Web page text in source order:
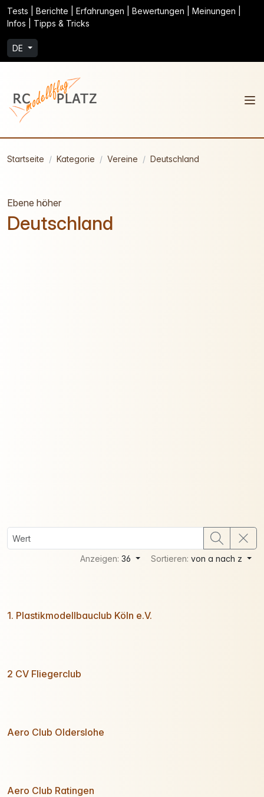
Tests | Berichte | Erfahrungen | Bewertungen | Meinungen |
Infos | Tipps & Tricks
DE
Startseite Kategorie Vereine Deutschland
Ebene höher
Deutschland
Anzeigen:36 Sortieren:von a nach z
1. Plastikmodellbauclub Köln e.V.
2 CV Fliegerclub
Aero Club Olderslohe
Aero Club Ratingen